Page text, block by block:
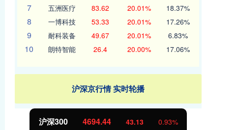
7 五洲医疗 83.62 20.01% 18.37%
8 一博科技 53.33 20.01% 17.26%
9 耐科装备 49.67 20.01% 6.83%
10 朗特智能 26.4 20.00% 17.06%
沪深京行情 实时轮播
北证50 1134.24 11.37 1.01%